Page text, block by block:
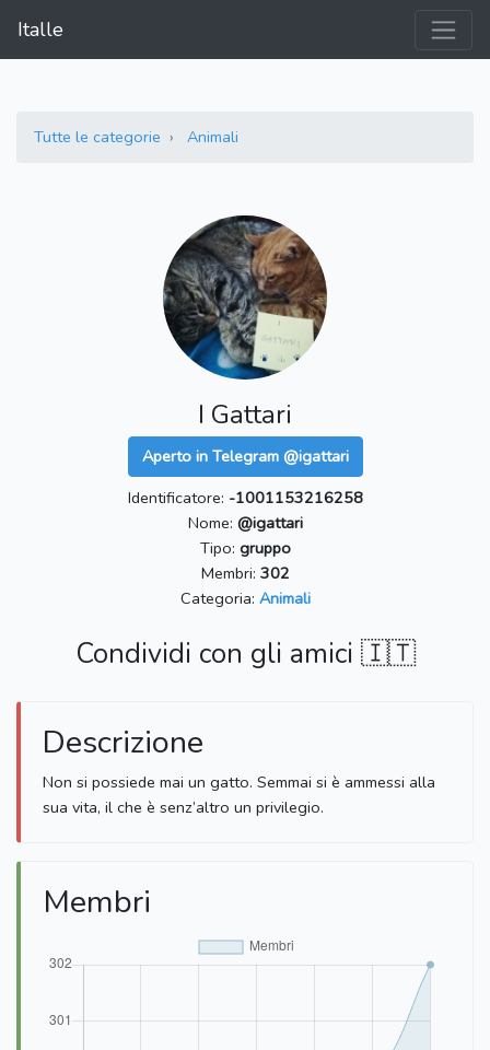
Italle
Tutte le categorie Animali
I Gattari
Aperto in Telegram @igattari
Identificatore: -1001153216258
Nome: @igattari
Tipo: gruppo
Membri: 302
Categoria: Animali
Condividi con gli amici 🇮🇹
Descrizione
Non si possiede mai un gatto. Semmai si è ammessi alla
sua vita, il che è senz’altro un privilegio.
Membri